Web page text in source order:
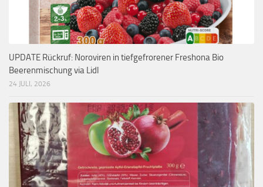
UPDATE Rückruf: Noroviren in tiefgefrorener Freshona Bio
Beerenmischung via Lidl
24 JULI, 2026